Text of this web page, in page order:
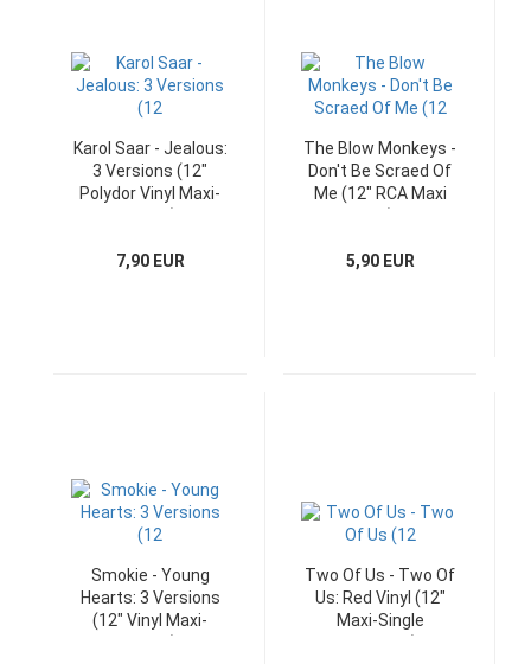
Karol Saar - Jealous:
3 Versions (12"
Polydor Vinyl Maxi-
7,90 EUR
The Blow Monkeys -
Don't Be Scraed Of
Me (12" RCA Maxi
5,90 EUR
Smokie - Young
Hearts: 3 Versions
(12" Vinyl Maxi-
Two Of Us - Two Of
Us: Red Vinyl (12"
Maxi-Single